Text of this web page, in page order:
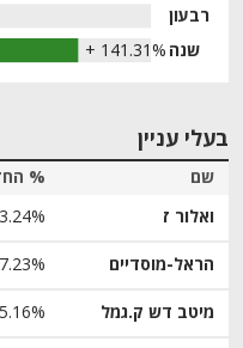
+ 141.31% שנה
רבעון
בעלי עניין
שם %
ואלור ז
הראל-מוסדיים 7.23%
מיטב דש ק.גמל 5.16%